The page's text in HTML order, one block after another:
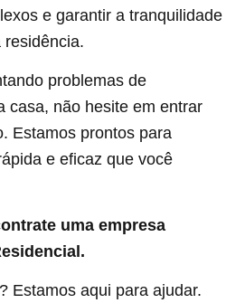
e garantir a tranquilidade
residência.
problemas de
casa, não hesite em entrar
Estamos prontos para
e eficaz que você
uma empresa
Estamos aqui para ajudar.